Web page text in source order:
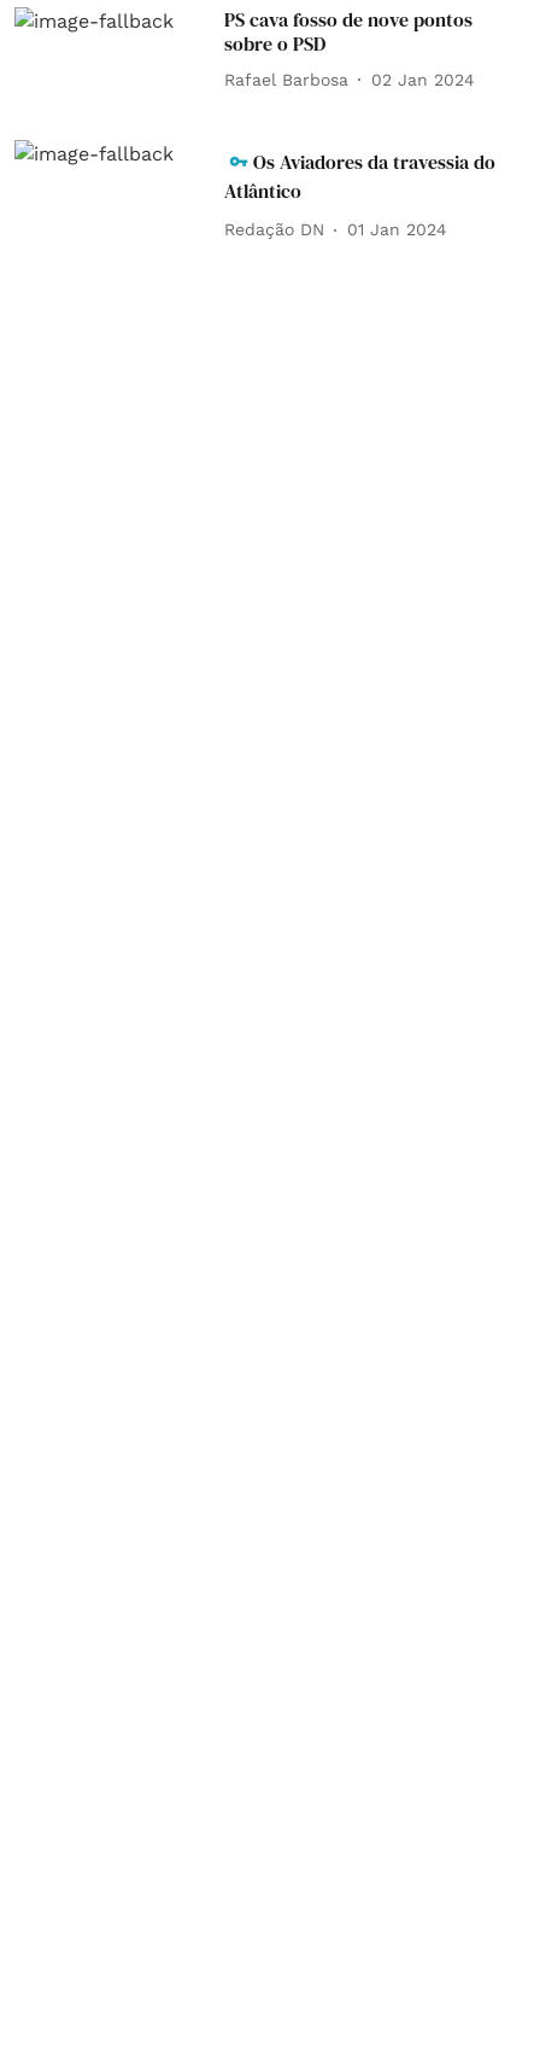
PS cava fosso de nove pontos
sobre o PSD
Rafael Barbosa 02 Jan 2024
Os Aviadores da travessia do
Atlântico
Redação DN 01 Jan 2024